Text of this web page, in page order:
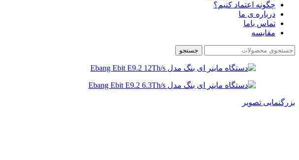
چگونه اعتماد کنیم؟
درباره ی ما
تماس باما
مقایسه
جستجو
بزرگنمایی تصویر